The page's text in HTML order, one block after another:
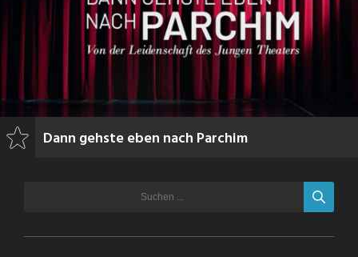
Dann gehste eben nach Parchim